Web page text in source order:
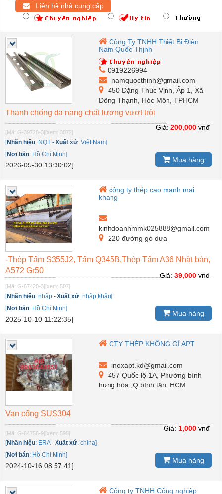
Liên hệ nhà cung cấp
Công Ty TNHH Thiết Bị Điện
Nam Quốc Thịnh
0919226994
namquocthinh@gmail.com
450 Đặng Thúc Vịnh, Ấp 1, Xã
Đông Thạnh, Hóc Môn, TPHCM
Thanh chống đa năng chất lượng vượt trội
[Mã: G-39728-3] [xem: 3072]
[Nhãn hiệu: NQT - Xuất xứ: Việt Nam]
[Nơi bán: Hồ Chí Minh]
2026-05-30 13:30:02]
Giá: 200,000 vnđ
Mua hàng
công ty thép cao mạnh mai
khang
kinhdoanhmmk025888@gmail.com
220 đường gò dưa
-Thép Tấm S355J2, Tấm Q345B,Thép Tấm A36 Nhật bản,
A572 Gr50
[Mã: G-67420-3] [xem: 507]
[Nhãn hiệu: nhâp - Xuất xứ: nhập khẩu]
[Nơi bán: Hồ Chí Minh]
2025-10-10 11:22:35]
Giá:39,000vnđ
Mua hàng
CTY THÉP KHÔNG GỈ APT
inoxapt.kd@gmail.com
457 Quốc lộ 1A, Phường bình
hưng hòa ,Q bình tân, HCM
Van cổng SUS304
[Mã: G-64756-9] [xem: 599]
[Nhãn hiệu: ERA- Xuất xứ: china]
[Nơi bán: Hồ Chí Minh]
2024-10-16 08:57:41]
Giá: 1,000 vnđ
Mua hàng
Công ty TNHH Công nghiệp